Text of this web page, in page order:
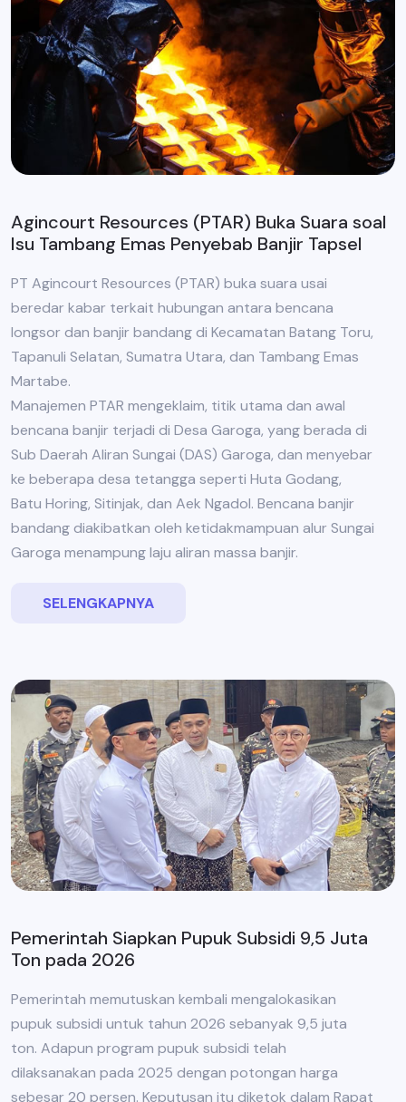
Agincourt Resources (PTAR) Buka Suara soal
Isu Tambang Emas Penyebab Banjir Tapsel
PT Agincourt Resources (PTAR) buka suara usai
beredar kabar terkait hubungan antara bencana
longsor dan banjir bandang di Kecamatan Batang Toru,
Tapanuli Selatan, Sumatra Utara, dan Tambang Emas
Martabe.
Manajemen PTAR mengeklaim, titik utama dan awal
bencana banjir terjadi di Desa Garoga, yang berada di
Sub Daerah Aliran Sungai (DAS) Garoga, dan menyebar
ke beberapa desa tetangga seperti Huta Godang,
Batu Horing, Sitinjak, dan Aek Ngadol. Bencana banjir
bandang diakibatkan oleh ketidakmampuan alur Sungai
Garoga menampung laju aliran massa banjir.
SELENGKAPNYA
Pemerintah Siapkan Pupuk Subsidi 9,5 Juta
Ton pada 2026
Pemerintah memutuskan kembali mengalokasikan
pupuk subsidi untuk tahun 2026 sebanyak 9,5 juta
ton. Adapun program pupuk subsidi telah
dilaksanakan pada 2025 dengan potongan harga
sebesar 20 persen. Keputusan itu diketok dalam Rapat